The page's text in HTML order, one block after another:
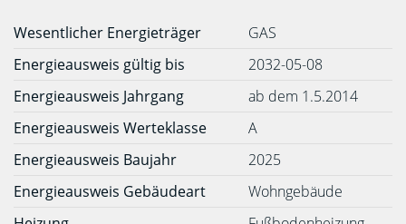
Wesentlicher Energieträger
GAS
Energieausweis gültig bis
2032-05-08
Energieausweis Jahrgang
ab dem 1.5.2014
Energieausweis Werteklasse
A
Energieausweis Baujahr
2025
Energieausweis Gebäudeart
Wohngebäude